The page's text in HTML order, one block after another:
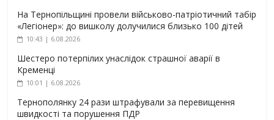
На Тернопільщині провели військово-патріотичний табір
«Легіонер»: до вишколу долучилися близько 100 дітей
10:43 | 6.08.2026
Шестеро потерпілих унаслідок страшної аварії в
Кременці
10:01 | 6.08.2026
Тернополянку 24 рази штрафували за перевищення
швидкості та порушення ПДР